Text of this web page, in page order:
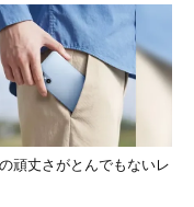
頑丈さがとんでもないレ